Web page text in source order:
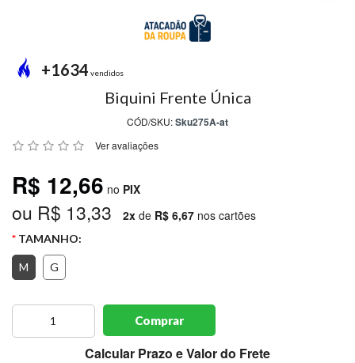
PREÇO
ÚNICO
PROMOÇÕES
MARCAS
CENTRAL
+1634 vendidos
Biquini Frente Única
CÓD/SKU:Sku275A-at
Ver avaliações
R$ 12,66 no PIX
ou R$ 13,33 2x de R$ 6,67 nos cartões
TAMANHO:
M G
Comprar
Calcular Prazo e Valor do Frete